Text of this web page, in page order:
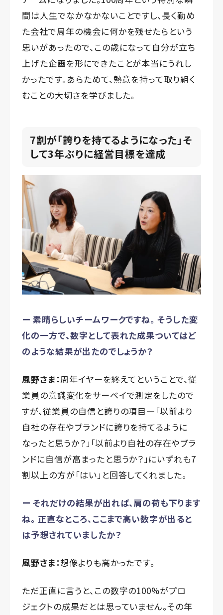
間は人生でなかなかないことですし、長く勤め
た会社で周年の機会に何かを残せたらという
思いがあったので、この歳になって自分が立ち
上げた企画を形にできたことが本当にうれし
かったです。あらためて、熱意を持って取り組く
むことの大切さを学びました。
7割が「誇りを持てるようになった」――そ
して3年ぶりに経営目標を達成
ー 素晴らしいチームワークですね。 そうした変
化の一方で、数字として表れた成果ついてはど
のような結果が出たのでしょうか？
風野さま：周年イヤーを終えてということで、従
業員の意識変化をサーベイで測定をしたので
すが、従業員の自信と誇りの項目—「以前より
自社の存在やブランドに誇りを持てるように
なったと思うか？」「以前より自社の存在やブラ
ンドに自信が高まったと思うか？」にいずれも7
割以上の方が「はい」と回答してくれました。
ー それだけの結果が出れば、肩の荷も下ります
ね。 正直なところ、ここまで高い数字が出ると
は予想されていましたか？
風野さま：想像よりも高かったです。
ただ正直に言うと、この数字の100%がプロ
ジェクトの成果だとは思っていません。その年